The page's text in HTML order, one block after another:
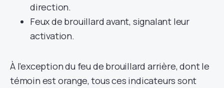
direction.
Feux de brouillard avant, signalant leur
activation.
À l’exception du feu de brouillard arrière, dont le
témoin est orange, tous ces indicateurs sont